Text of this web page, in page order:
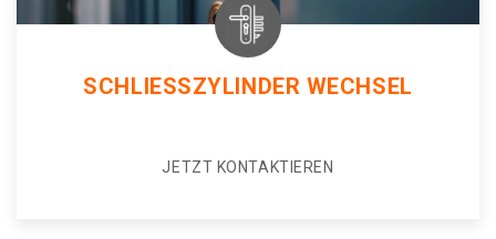
SCHLIESSZYLINDER WECHSEL
JETZT KONTAKTIEREN